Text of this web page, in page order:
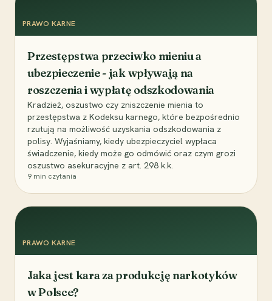
PRAWO KARNE
Przestępstwa przeciwko mieniu a
ubezpieczenie - jak wpływają na
roszczenia i wypłatę odszkodowania
Kradzież, oszustwo czy zniszczenie mienia to
przestępstwa z Kodeksu karnego, które bezpośrednio
rzutują na możliwość uzyskania odszkodowania z
polisy. Wyjaśniamy, kiedy ubezpieczyciel wypłaca
świadczenie, kiedy może go odmówić oraz czym grozi
oszustwo asekuracyjne z art. 298 k.k.
9 min czytania
PRAWO KARNE
Jaka jest kara za produkcję narkotyków
w Polsce?